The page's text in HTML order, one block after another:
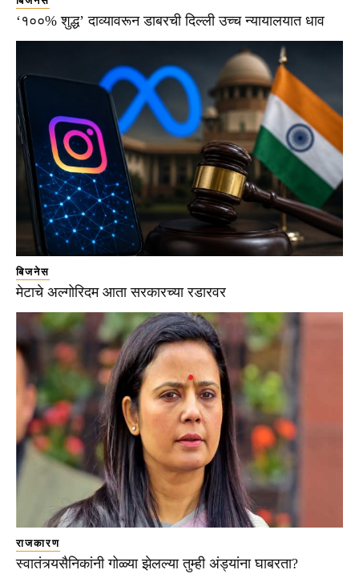
‘१००% शुद्ध’ दाव्यावरून डाबरची दिल्ली उच्च न्यायालयात धाव
बिजनेस
मेटाचे अल्गोरिदम आता सरकारच्या रडारवर
राजकारण
स्वातंत्र्यसैनिकांनी गोळ्या झेलल्या तुम्ही अंड्यांना घाबरता?